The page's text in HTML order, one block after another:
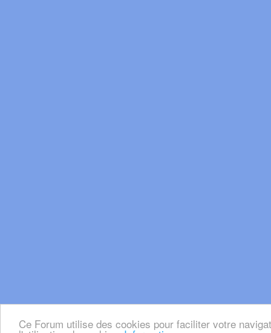
Ce Forum utilise des cookies pour faciliter votre